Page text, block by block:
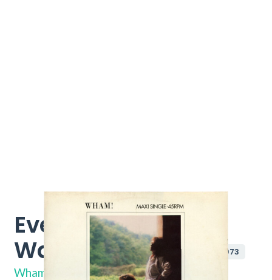
Everything She
Wants (Remix)
A 12-4973
Wham!